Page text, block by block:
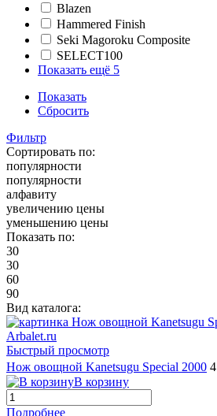
Blazen
Hammered Finish
Seki Magoroku Composite
SELECT100
Показать ещё 5
Показать
Сбросить
Фильтр
Сортировать по:
популярности
популярности
алфавиту
увеличению цены
уменьшению цены
Показать по:
30
30
60
90
Вид каталога:
Быстрый просмотр
Нож овощной Kanetsugu Special 2000
В корзину
Подробнее